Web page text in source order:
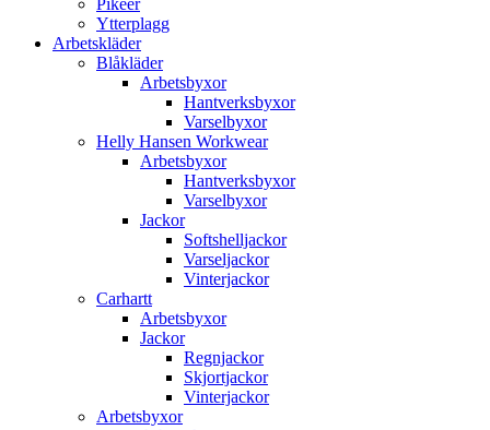
Pikéer
Ytterplagg
Arbetskläder
Blåkläder
Arbetsbyxor
Hantverksbyxor
Varselbyxor
Helly Hansen Workwear
Arbetsbyxor
Hantverksbyxor
Varselbyxor
Jackor
Softshelljackor
Varseljackor
Vinterjackor
Carhartt
Arbetsbyxor
Jackor
Regnjackor
Skjortjackor
Vinterjackor
Arbetsbyxor